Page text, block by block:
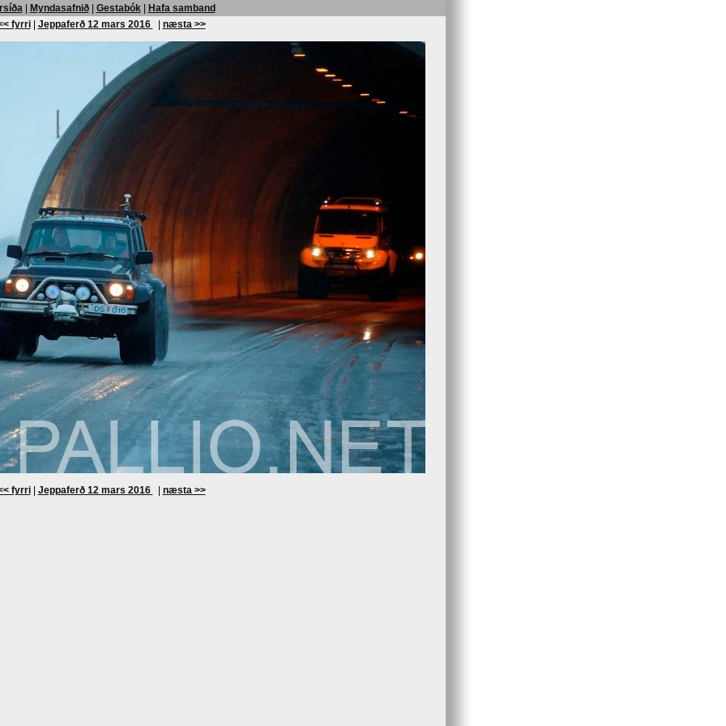
| Myndasafnið| Gestabók|
Hafa samband
fyrri| Jeppaferð 12 mars 2016 næsta >>
fyrri| Jeppaferð 12 mars 2016 næsta >>